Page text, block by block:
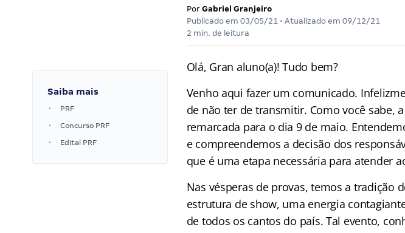
Por Gabriel Granjeiro
Publicado em 03/05/21• Atualizado em 09/12/21
2 min. de leitura
Saiba mais
PRF
Concurso PRF
Edital PRF
Olá, Gran aluno(a)! Tudo bem?
Venho aqui fazer um comunicado.
de não ter de transmitir. Como você sabe,
remarcada para o dia 9 de maio.
e compreendemos a decisão dos
que é uma etapa necessária para atender
Nas vésperas de provas, temos a tradição
estrutura de show, uma energia
de todos os cantos do país. Tal evento,